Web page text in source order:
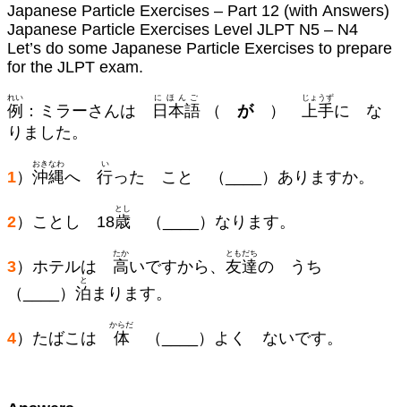
Japanese Particle Exercises – Part 12 (with Answers)
Japanese Particle Exercises Level JLPT N5 – N4
Let’s do some Japanese Particle Exercises to prepare
for the JLPT exam.
例
れい
：ミラーさんは 日本語
にほんご
（ が ） 上手
じょうず
に な
りました。
1） 沖縄
おきなわ
へ 行
い
った こと （____）ありますか。
2）ことし 18歳
とし
（____）なります。
3）ホテルは 高
たか
いですから、 友達
ともだち
の うち
（____） 泊
と
まります。
4）たばこは 体
からだ
（____）よく ないです。